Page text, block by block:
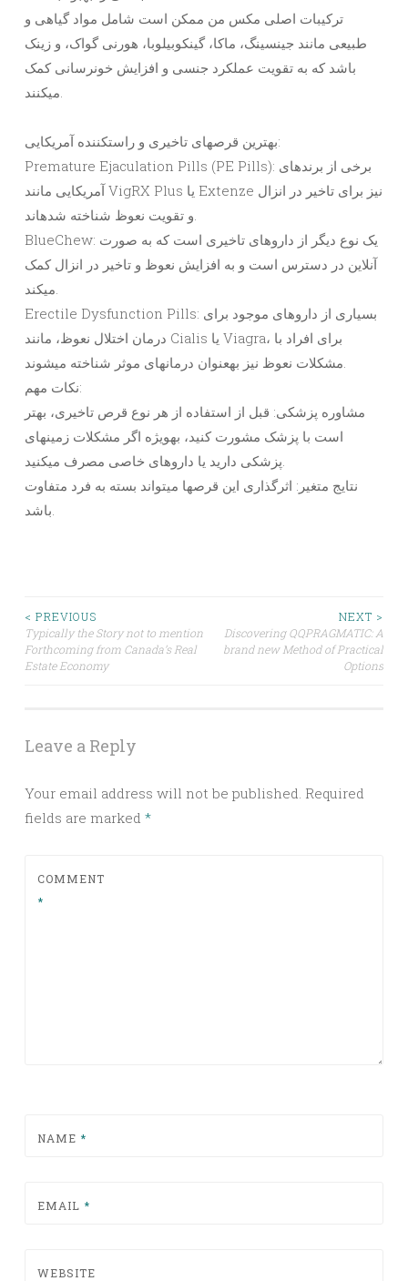
ترکیبات اصلی مکس من ممکن است شامل مواد گیاهی و
طبیعی مانند جینسینگ، ماکا، گینکوبیلوبا، هورنی گواک، و زینک
باشد که به تقویت عملکرد جنسی و افزایش خونرسانی کمک
میکنند.
بهترین قرصهای تاخیری و راستکننده آمریکایی:
Premature Ejaculation Pills (PE Pills): برخی از برندهای
آمریکایی مانند VigRX Plus یا Extenze نیز برای تاخیر در انزال
و تقویت نعوظ شناخته شدهاند.
BlueChew: یک نوع دیگر از داروهای تاخیری است که به صورت
آنلاین در دسترس است و به افزایش نعوظ و تاخیر در انزال کمک
میکند.
Erectile Dysfunction Pills: بسیاری از داروهای موجود برای
درمان اختلال نعوظ، مانند Cialis یا Viagra، برای افراد با
مشکلات نعوظ نیز بهعنوان درمانهای موثر شناخته میشوند.
نکات مهم:
مشاوره پزشکی: قبل از استفاده از هر نوع قرص تاخیری، بهتر
است با پزشک مشورت کنید، بهویژه اگر مشکلات زمینهای
پزشکی دارید یا داروهای خاصی مصرف میکنید.
نتایج متغیر: اثرگذاری این قرصها میتواند بسته به فرد متفاوت
باشد.
Post
navigation
< PREVIOUS
Typically the Story not to mention
Forthcoming from Canada’s Real
Estate Economy
NEXT >
Discovering QQPRAGMATIC: A
brand new Method of Practical
Options
Leave a Reply
Your email address will not be published. Required
fields are marked *
COMMENT
*
NAME *
EMAIL *
WEBSITE